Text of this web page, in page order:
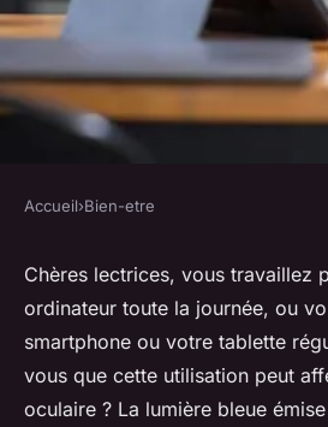
Quels sont les
relaxation pour les
une longue
écrans?
Accueil›Bien-etre
Chères lectrices, vous travaillez
ordinateur toute la journée, ou
smartphone ou votre tablette
vous que cette utilisation peut
oculaire ? La lumière bleue